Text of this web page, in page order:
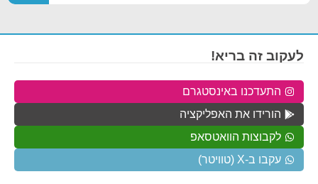
לעקוב זה בריא!
התעדכנו באינסטגרם
הורידו את האפליקציה
לקבוצות הוואטסאפ
עקבו ב-X (טוויטר)